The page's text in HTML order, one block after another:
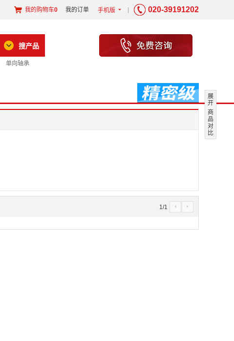
我的购物车0 我的订单 手机版 6 020-39191202
搜产品
单向轴承
1/1 4 5
展
开
商
品
对
比